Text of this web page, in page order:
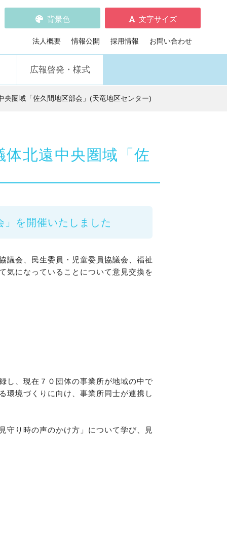
背景色
デフォルト
黒の背景
青の背景
黄の背景
文字サイズ
標準
拡大
法人概要 情報公開 採用情報 お問い合わせ
広報啓発・様式
圏域「佐久間地区部会」(天竜地区センター)
北遠中央圏域「佐
を開催いたしました
議会、民生委員・児童委員協議会、福祉
気になっていることについて意見交換を
し、現在７０団体の事業所が地域の中で
環境づくりに向け、事業所同士が連携し
守り時の声のかけ方」について学び、見